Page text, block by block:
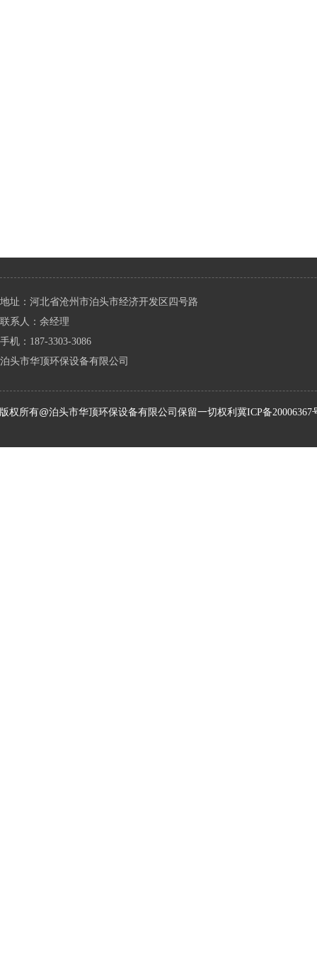
地址：河北省沧州市泊头市经济开发区四号路
联系人：余经理
手机：187-3303-3086
泊头市华顶环保设备有限公司
版权所有@泊头市华顶环保设备有限公司保留一切权利 冀ICP备20006367